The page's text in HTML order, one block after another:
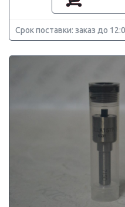
Срок поставки: заказ до